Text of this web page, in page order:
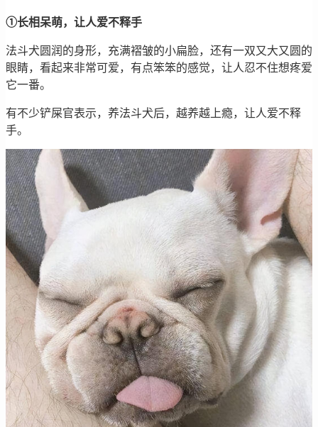
①长相呆萌，让人爱不释手
法斗犬圆润的身形，充满褶皱的小扁脸，还有一双又大又圆的
眼睛，看起来非常可爱，有点笨笨的感觉，让人忍不住想疼爱
它一番。
有不少铲屎官表示，养法斗犬后，越养越上瘾，让人爱不释
手。